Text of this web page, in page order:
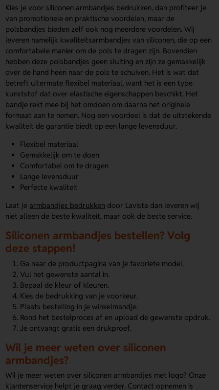
Kies je voor siliconen armbandjes bedrukken, dan profiteer je
van promotionele en praktische voordelen, maar de
polsbandjes bieden zelf ook nog meerdere voordelen. Wij
leveren namelijk kwaliteitsarmbandjes van siliconen, die op een
comfortabele manier om de pols te dragen zijn. Bovendien
hebben deze polsbandjes geen sluiting en zijn ze gemakkelijk
over de hand heen naar de pols te schuiven. Het is wat dat
betreft uitermate flexibel materiaal, want het is een type
kunststof dat over elastische eigenschappen beschikt. Het
bandje rekt mee bij het omdoen om daarna het originele
formaat aan te nemen. Nog een voordeel is dat de uitstekende
kwaliteit de garantie biedt op een lange levensduur.
Flexibel materiaal
Gemakkelijk om te doen
Comfortabel om te dragen
Lange levensduur
Perfecte kwaliteit
Laat je armbandjes bedrukken door Lavista dan leveren wij
niet alleen de beste kwaliteit, maar ook de beste service.
Siliconen armbandjes bestellen? Volg
deze stappen!
Ga naar de productpagina van je favoriete model.
Vul het gewenste aantal in.
Bepaal de kleur of kleuren.
Kies de bedrukking van je voorkeur.
Plaats bestelling in je winkelmandje.
Rond het bestelproces af en upload de gewenste opdruk.
Je ontvangt gratis een drukproef.
Wil je meer weten over siliconen
armbandjes?
Wil je meer weten over siliconen armbandjes met logo? Onze
klantenservice helpt je graag verder. Contact opnemen is